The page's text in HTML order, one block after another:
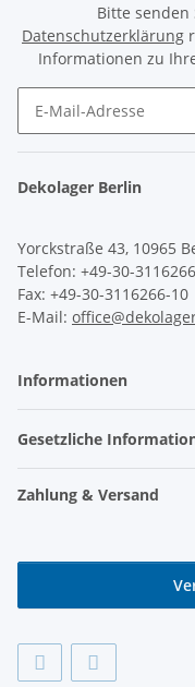
Bitte
Datenschutzerklärung
Informationen zu
Dekolager Berlin
Yorckstraße 43, 10965
Telefon: +49-30-
Fax: +49-30-3116266-10
E-Mail:
Informationen
Gesetzliche
Zahlung & Versand